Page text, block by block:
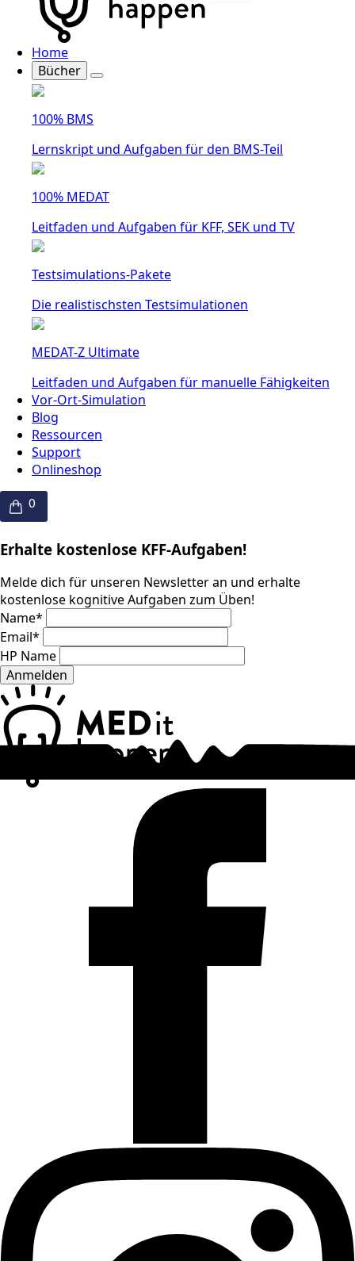
Home
Bücher
100% BMS
Lernskript und Aufgaben für den BMS-Teil
100% MEDAT
Leitfaden und Aufgaben für KFF, SEK und TV
Testsimulations-Pakete
Die realistischsten Testsimulationen
MEDAT-Z Ultimate
Leitfaden und Aufgaben für manuelle Fähigkeiten
Vor-Ort-Simulation
Blog
Ressourcen
Support
Onlineshop
Erhalte kostenlose KFF-Aufgaben!
Melde dich für unseren Newsletter an und erhalte
kostenlose kognitive Aufgaben zum Üben!
Name*
Email*
HP Name
Anmelden